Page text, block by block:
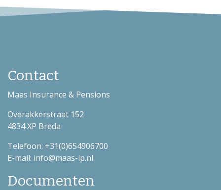
vestiginsplaats op. Heeft u vragen over het
downloaden van onze app? Neem dan contact met ons
Contact
Maas Insurance & Pensions
Overakkerstraat 152
4834 XP Breda
Telefoon: +31(0)654906700
E-mail: info@maas-ip.nl
Documenten